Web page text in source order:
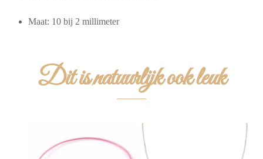
Maat: 10 bij 2 millimeter
Dit is natuurlijk ook leuk